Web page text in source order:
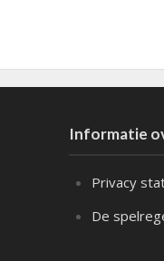
Informatie
Privacy
De